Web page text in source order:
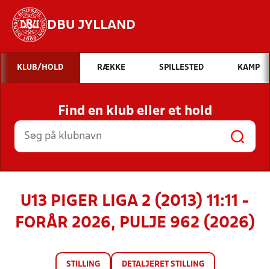
DBU JYLLAND
Hvad vil du søge efter?
INDHOLD OG NYHEDER
STILLINGER, RESULTATER, KLUBBER OG
HOLD
KLUB/HOLD RÆKKE SPILLESTED KAMP
Find en klub eller et hold
U13 PIGER LIGA 2 (2013) 11:11 -
FORÅR 2026, PULJE 962 (2026)
STILLING DETALJERET STILLING